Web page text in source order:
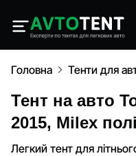
Головна Тенти для
Тент на авто
2015, Milex
Легкий тент для